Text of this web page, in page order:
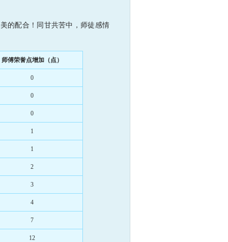
配合！同甘共苦中，师徒感情
师傅荣誉点增加（点）
0
0
0
1
1
2
3
4
7
12